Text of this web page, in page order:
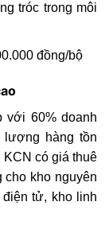
tróc trong môi
đồng/bộ
với 60% doanh
lượng hàng tồn
KCN có giá thuê
cho kho nguyên
điện tử, kho linh